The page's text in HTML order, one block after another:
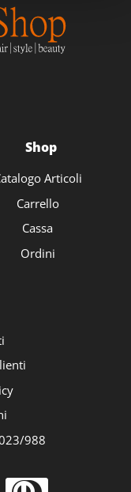
Shop
Articoli
Carrello
Cassa
Ordini
988